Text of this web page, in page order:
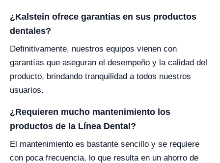
¿Kalstein ofrece garantías en sus productos
dentales?
Definitivamente, nuestros equipos vienen con
garantías que aseguran el desempeño y la calidad del
producto, brindando tranquilidad a todos nuestros
usuarios.
¿Requieren mucho mantenimiento los
productos de la Línea Dental?
El mantenimiento es bastante sencillo y se requiere
con poca frecuencia, lo que resulta en un ahorro de